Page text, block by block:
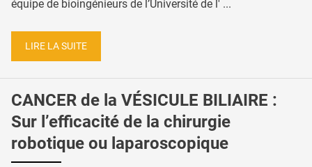
équipe de bioingénieurs de l’Université de l' ...
LIRE LA SUITE
CANCER de la VÉSICULE BILIAIRE :
Sur l’efficacité de la chirurgie
robotique ou laparoscopique